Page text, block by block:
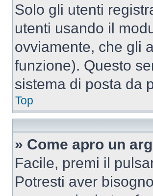
Solo gli utenti
utenti usando il
ovviamente, che gli
funzione). Questo
sistema di posta da
Top
» Come apro un
Facile, premi il
Potresti aver